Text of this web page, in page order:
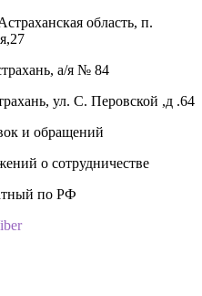
область, п.
а/я № 84
ул. С. Перовской ,д .64
и обращений
о сотрудничестве
по РФ